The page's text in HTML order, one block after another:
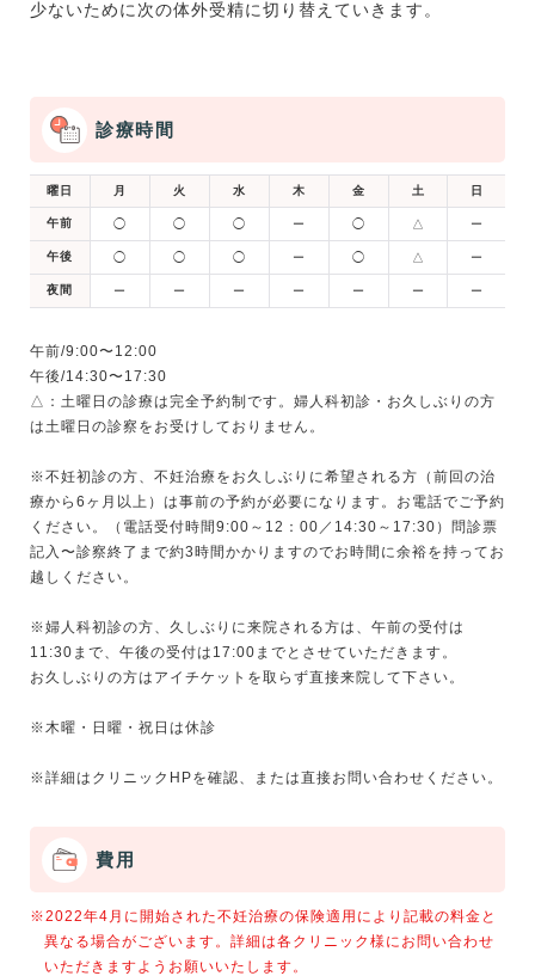
少ないために次の体外受精に切り替えていきます。
診療時間
曜日 月 火 水 木 金 土 日
午前 ◯ ◯ ◯ ー ◯ △ ー
午後 ◯ ◯ ◯ ー ◯ △ ー
夜間 ー ー ー ー ー ー ー
午前/9:00〜12:00
午後/14:30〜17:30
△：土曜日の診療は完全予約制です。婦人科初診・お久しぶりの方
は土曜日の診察をお受けしておりません。
※不妊初診の方、不妊治療をお久しぶりに希望される方（前回の治
療から6ヶ月以上）は事前の予約が必要になります。お電話でご予約
ください。（電話受付時間9:00～12：00／14:30～17:30）問診票
記入〜診察終了まで約3時間かかりますのでお時間に余裕を持ってお
越しください。
※婦人科初診の方、久しぶりに来院される方は、午前の受付は
11:30まで、午後の受付は17:00までとさせていただきます。
お久しぶりの方はアイチケットを取らず直接来院して下さい。
※木曜・日曜・祝日は休診
費用
※2022年4月に開始された不妊治療の保険適用により記載の料金と
異なる場合がございます。詳細は各クリニック様にお問い合わせ
いただきますようお願いいたします。